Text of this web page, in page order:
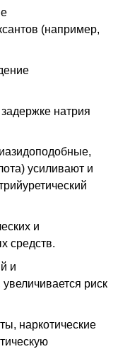
(например,
натрия
усиливают и
и
средств.
и
риск
наркотические